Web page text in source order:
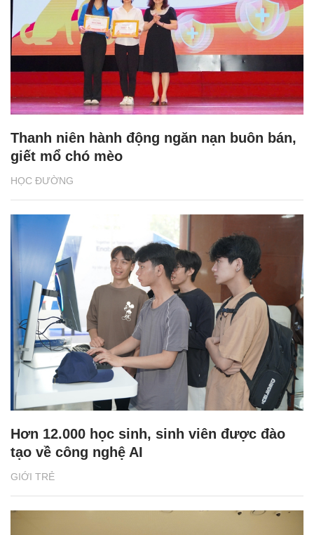
HỌC ĐƯỜNG
Thanh niên hành động ngăn nạn buôn bán,
giết mổ chó mèo
GIỚI TRẺ
Hơn 12.000 học sinh, sinh viên được đào
tạo về công nghệ AI